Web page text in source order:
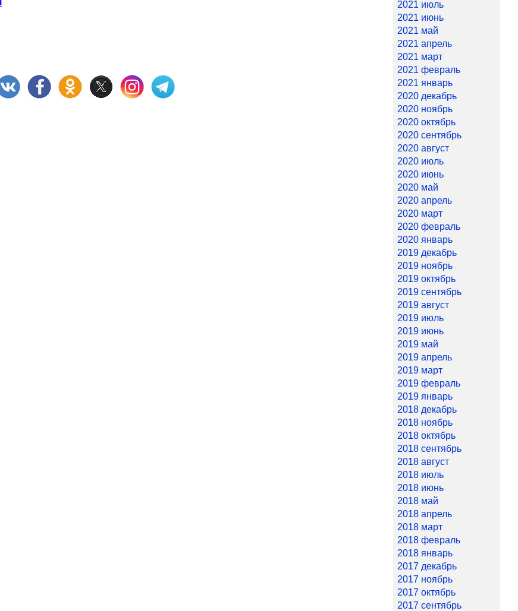
2021 июль
2021 июнь
2021 май
2021 апрель
2021 март
2021 февраль
2021 январь
2020 декабрь
2020 ноябрь
2020 октябрь
2020 сентябрь
2020 август
2020 июль
2020 июнь
2020 май
2020 апрель
2020 март
2020 февраль
2020 январь
2019 декабрь
2019 ноябрь
2019 октябрь
2019 сентябрь
2019 август
2019 июль
2019 июнь
2019 май
2019 апрель
2019 март
2019 февраль
2019 январь
2018 декабрь
2018 ноябрь
2018 октябрь
2018 сентябрь
2018 август
2018 июль
2018 июнь
2018 май
2018 апрель
2018 март
2018 февраль
2018 январь
2017 декабрь
2017 ноябрь
2017 октябрь
2017 сентябрь